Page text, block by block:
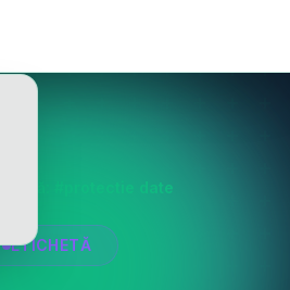
#protectie date
ETICHETĂ